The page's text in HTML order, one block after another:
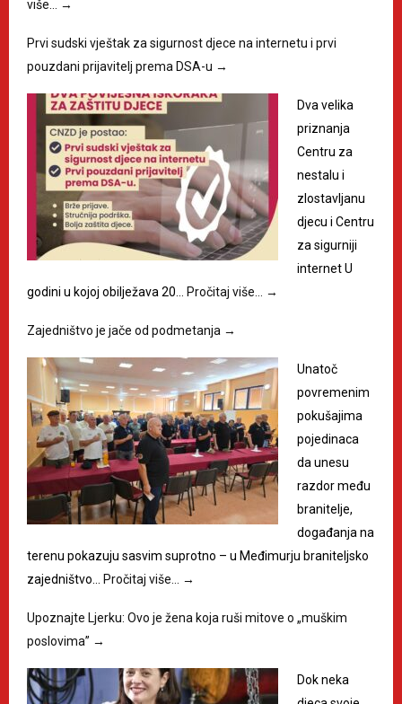
više… →
Prvi sudski vještak za sigurnost djece na internetu i prvi
pouzdani prijavitelj prema DSA-u →
Dva velika
priznanja
Centru za
nestalu i
zlostavljanu
djecu i Centru
za sigurniji
internet U
godini u kojoj obilježava 20…
Pročitaj više… →
Zajedništvo je jače od podmetanja →
Unatoč
povremenim
pokušajima
pojedinaca
da unesu
razdor među
branitelje,
događanja na
terenu pokazuju sasvim suprotno – u Međimurju braniteljsko
zajedništvo…
Pročitaj više… →
Upoznajte Ljerku: Ovo je žena koja ruši mitove o „muškim
poslovima” →
Dok neka